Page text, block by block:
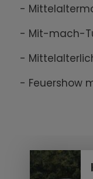
-
- Mit-mach-
-
- Feuershow